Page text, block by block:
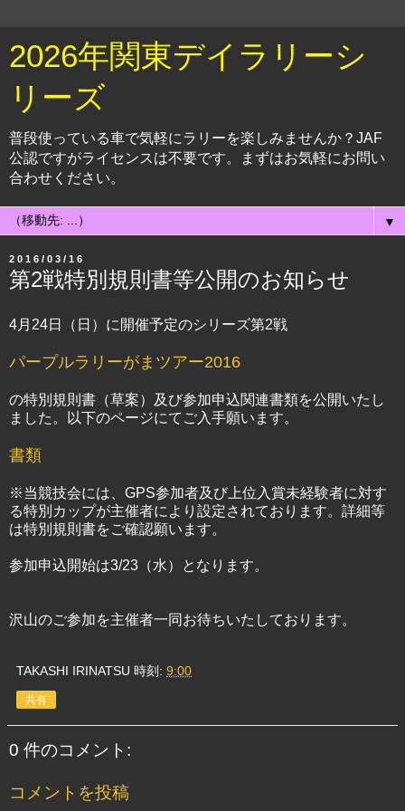
2026年関東デイラリーシ
リーズ
普段使っている車で気軽にラリーを楽しみませんか？JAF
公認ですがライセンスは不要です。まずはお気軽にお問い
合わせください。
▼
2016/03/16
第2戦特別規則書等公開のお知らせ
4月24日（日）に開催予定のシリーズ第2戦
パープルラリーがまツアー2016
の特別規則書（草案）及び参加申込関連書類を公開いたし
ました。以下のページにてご入手願います。
書類
※当競技会には、GPS参加者及び上位入賞未経験者に対す
る特別カップが主催者により設定されております。詳細等
は特別規則書をご確認願います。
参加申込開始は3/23（水）となります。
沢山のご参加を主催者一同お待ちいたしております。
TAKASHI IRINATSU 時刻: 9:00
共有
0 件のコメント:
コメントを投稿